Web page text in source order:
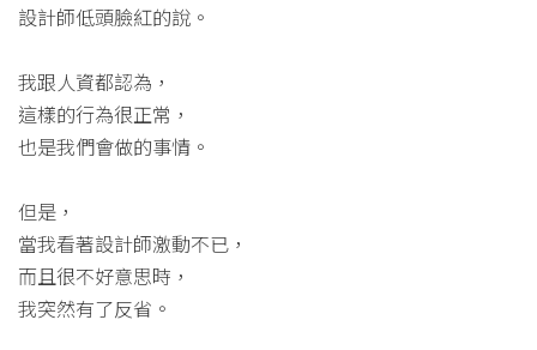
設計師低頭臉紅的說。
我跟人資都認為，
這樣的行為很正常，
也是我們會做的事情。
但是，
當我看著設計師激動不已，
而且很不好意思時，
我突然有了反省。